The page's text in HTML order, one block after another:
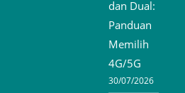
dan Dual:
Panduan
Memilih
4G/5G
30/07/2026